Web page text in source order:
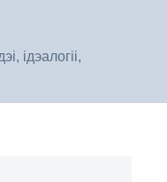
ідэалогіі,